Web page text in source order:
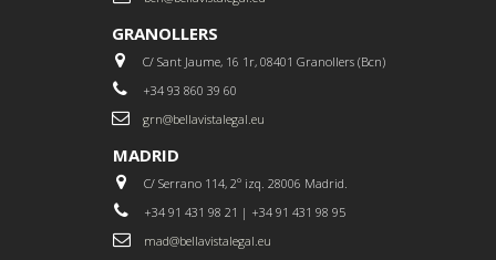
GRANOLLERS
C/ Sant Jaume, 16 1r, 08401 Granollers (Bcn)
+34 93 860 39 60
grn@bellavistalegal.eu
MADRID
C/ Serrano 114, 2º izq. 28006 Madrid.
+34 91 431 98 21 | +34 91 431 98 95
mad@bellavistalegal.eu